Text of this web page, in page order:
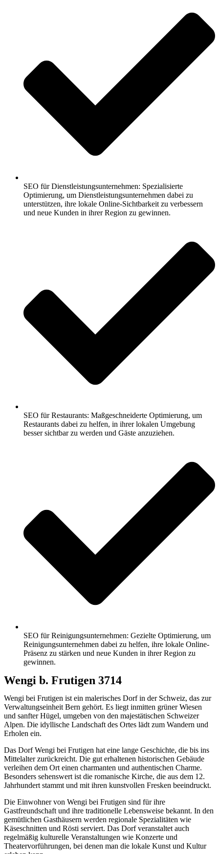
SEO für Dienstleistungsunternehmen: Spezialisierte
Optimierung, um Dienstleistungsunternehmen dabei zu
unterstützen, ihre lokale Online-Sichtbarkeit zu verbessern
und neue Kunden in ihrer Region zu gewinnen.
SEO für Restaurants: Maßgeschneiderte Optimierung, um
Restaurants dabei zu helfen, in ihrer lokalen Umgebung
besser sichtbar zu werden und Gäste anzuziehen.
SEO für Reinigungsunternehmen: Gezielte Optimierung, um
Reinigungsunternehmen dabei zu helfen, ihre lokale Online-
Präsenz zu stärken und neue Kunden in ihrer Region zu
gewinnen.
Wengi b. Frutigen 3714
Wengi bei Frutigen ist ein malerisches Dorf in der Schweiz, das zur
Verwaltungseinheit Bern gehört. Es liegt inmitten grüner Wiesen
und sanfter Hügel, umgeben von den majestätischen Schweizer
Alpen. Die idyllische Landschaft des Ortes lädt zum Wandern und
Erholen ein.
Das Dorf Wengi bei Frutigen hat eine lange Geschichte, die bis ins
Mittelalter zurückreicht. Die gut erhaltenen historischen Gebäude
verleihen dem Ort einen charmanten und authentischen Charme.
Besonders sehenswert ist die romanische Kirche, die aus dem 12.
Jahrhundert stammt und mit ihren kunstvollen Fresken beeindruckt.
Die Einwohner von Wengi bei Frutigen sind für ihre
Gastfreundschaft und ihre traditionelle Lebensweise bekannt. In den
gemütlichen Gasthäusern werden regionale Spezialitäten wie
Käseschnitten und Rösti serviert. Das Dorf veranstaltet auch
regelmäßig kulturelle Veranstaltungen wie Konzerte und
Theatervorführungen, bei denen man die lokale Kunst und Kultur